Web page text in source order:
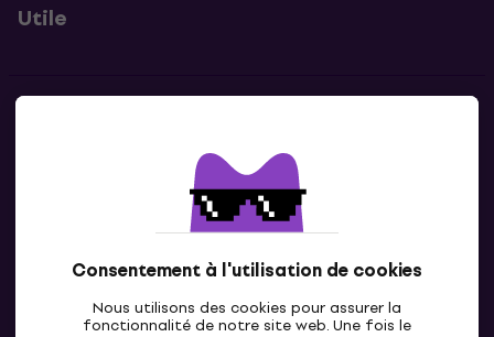
Consentement à l'utilisation de cookies
Nous utilisons des cookies pour assurer la
fonctionnalité de notre site web. Une fois le
Utile
Contacte nous